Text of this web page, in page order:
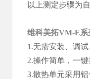
以上测定步骤为
维科美拓VM-E系
1.无需安装、调
2.操作简单，一
3.散热单元采用